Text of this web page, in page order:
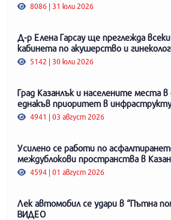
8086 | 31 юли 2026
Д-р Елена Гарсау ще преглежда
кабинета по акушерство и
5142 | 30 юли 2026
Град Казанлък и населените места
еднакъв приоритет в
4941 | 03 август 2026
Усилено се работи по
междублокови пространства в
4594 | 01 август 2026
Лек автомобил се удари в “Пътна
ВИДЕО